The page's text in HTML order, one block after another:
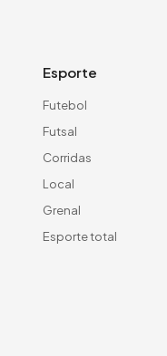
Esporte
Futebol
Futsal
Corridas
Local
Grenal
Esporte total